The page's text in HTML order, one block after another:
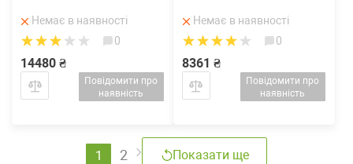
Немає в наявності
0
14480 ₴
Повідомити про
наявність
Немає в наявності
0
8361 ₴
Повідомити про
наявність
Показати ще
1 2